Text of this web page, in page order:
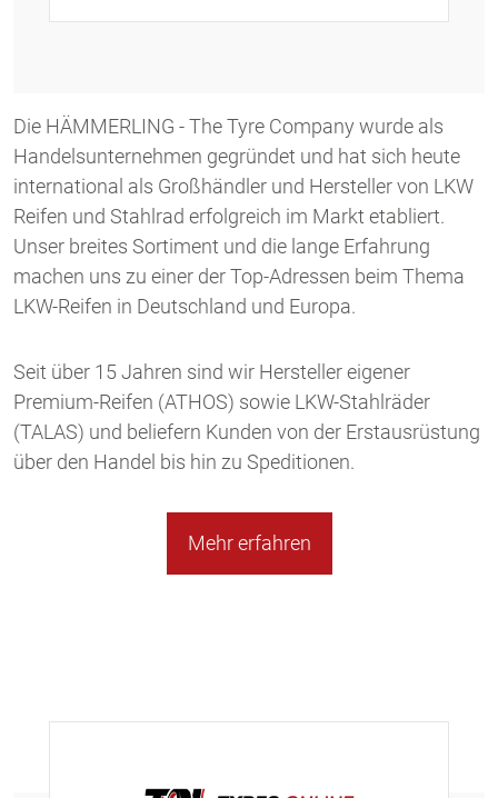
Die HÄMMERLING - The Tyre Company wurde als
Handelsunternehmen gegründet und hat sich heute
international als Großhändler und Hersteller von LKW
Reifen und Stahlrad erfolgreich im Markt etabliert.
Unser breites Sortiment und die lange Erfahrung
machen uns zu einer der Top-Adressen beim Thema
LKW-Reifen in Deutschland und Europa.
Seit über 15 Jahren sind wir Hersteller eigener
Premium-Reifen (ATHOS) sowie LKW-Stahlräder
(TALAS) und beliefern Kunden von der Erstausrüstung
über den Handel bis hin zu Speditionen.
Mehr erfahren